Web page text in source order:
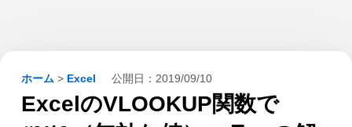
ホーム > Excel 公開日： 2019/09/10
ExcelのVLOOKUP関数で